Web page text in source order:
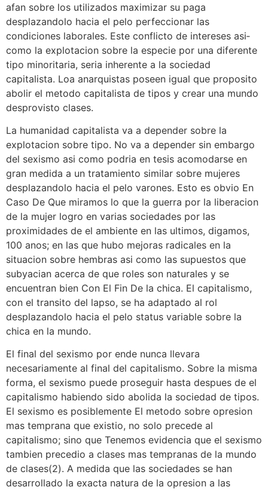
afan sobre los utilizados maximizar su paga
desplazandolo hacia el pelo perfeccionar las
condiciones laborales. Este conflicto de intereses asi­
como la explotacion sobre la especie por una diferente
tipo minoritaria, seri­a inherente a la sociedad
capitalista. Loa anarquistas poseen igual que proposito
abolir el metodo capitalista de tipos y crear una mundo
desprovisto clases.
La humanidad capitalista va a depender sobre la
explotacion sobre tipo. No va a depender sin embargo
del sexismo asi­ como podria en tesis acomodarse en
gran medida a un tratamiento similar sobre mujeres
desplazandolo hacia el pelo varones. Esto es obvio En
Caso De Que miramos lo que la guerra por la liberacion
de la mujer logro en varias sociedades por las
proximidades de el ambiente en las ultimos, digamos,
100 anos; en las que hubo mejoras radicales en la
situacion sobre hembras asi­ como las supuestos que
subyacian acerca de que roles son naturales y se
encuentran bien Con El Fin De la chica. El capitalismo,
con el transito del lapso, se ha adaptado al rol
desplazandolo hacia el pelo status variable sobre la
chica en la mundo.
El final del sexismo por ende nunca llevara
necesariamente al final del capitalismo. Sobre la misma
forma, el sexismo puede proseguir hasta despues de el
capitalismo habiendo sido abolida la sociedad de tipos.
El sexismo es posiblemente El metodo sobre opresion
mas temprana que existio, no solo precede al
capitalismo; sino que Tenemos evidencia que el sexismo
tambien precedio a clases mas tempranas de la mundo
de clases(2). A medida que las sociedades se han
desarrollado la exacta natura de la opresion a las